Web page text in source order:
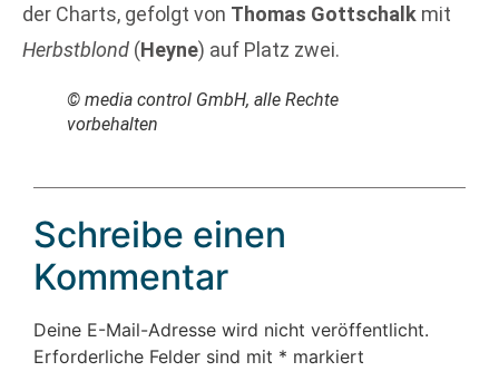
der Charts, gefolgt von Thomas Gottschalk mit
Herbstblond (Heyne) auf Platz zwei.
© media control GmbH, alle Rechte
vorbehalten
Schreibe einen
Kommentar
Deine E-Mail-Adresse wird nicht veröffentlicht.
Erforderliche Felder sind mit * markiert